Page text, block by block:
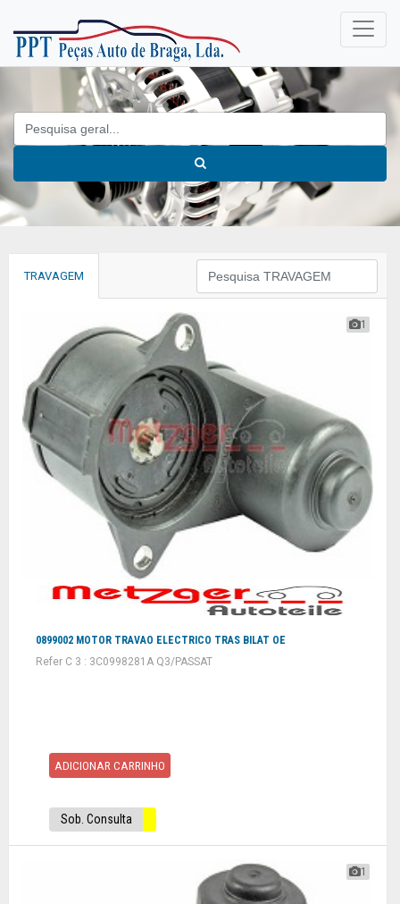
TRAVAGEM
1
0899002 MOTOR TRAVAO ELECTRICO TRAS BILAT OE
Refer C 3 : 3C0998281A Q3/PASSAT
ADICIONAR CARRINHO
Sob. Consulta
1